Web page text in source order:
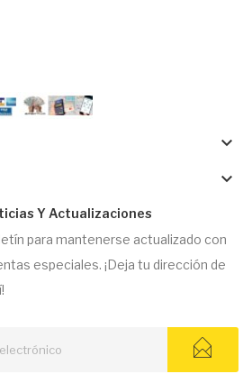
keyboard_arrow_down
keyboard_arrow_down
Y Actualizaciones
para mantenerse actualizado con
especiales. ¡Deja tu dirección de